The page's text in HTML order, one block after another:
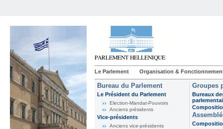
Le Parlement Organisation &
Bureau du Parlement
Le Président du Parlement
Election-Mandat-Pouvoirs
Anciens présidents
Vice-présidents
Anciens vice-présidents
Groupes
Bureaux